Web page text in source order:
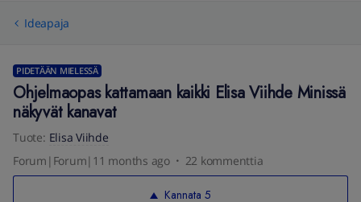
Ideapaja
PIDETÄÄN MIELESSÄ
Ohjelmaopas kattamaan kaikki Elisa Viihde Minissä
näkyvät kanavat
Tuote: Elisa Viihde
Forum|Forum|11 months ago
22 kommenttia
Kannata 5